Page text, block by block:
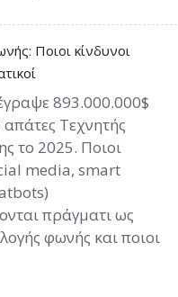
Ποιοι κίνδυνοι
893.000.000$
Τεχνητής
το 2025. Ποιοι
media, smart
πράγματι ως
φωνής και ποιοι